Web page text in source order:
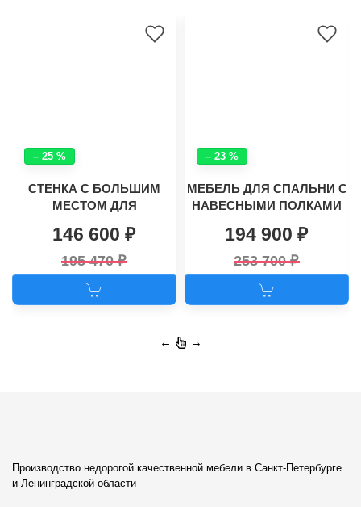
– 25 %
СТЕНКА С БОЛЬШИМ
МЕСТОМ ДЛЯ
ТЕЛЕВИЗОРА И
УГЛОВЫМ ШКАФОМ
ХАСКИ - 26
146 600
195 470
– 23 %
МЕБЕЛЬ ДЛЯ СПАЛЬНИ С
НАВЕСНЫМИ ПОЛКАМИ
И УГЛОВЫМ ШКАФОМ
"ЛАУНЧ 3"
194 900
253 700
← →
Производство недорогой качественной мебели в Санкт-Петербурге
и Ленинградской области